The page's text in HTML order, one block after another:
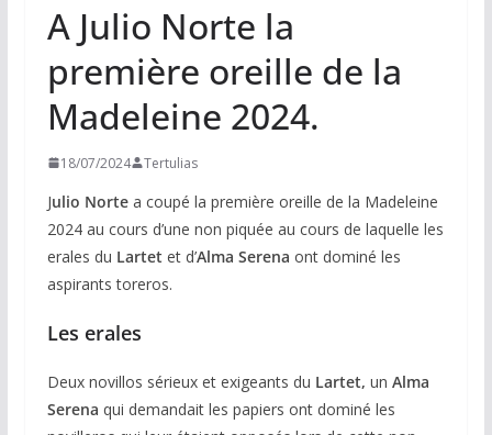
A Julio Norte la
première oreille de la
Madeleine 2024.
18/07/2024 Tertulias
Julio Nortea coupé la première oreille de la Madeleine
2024 au cours d’une non piquée au cours de laquelle les
erales du Lartet et d’Alma Serena ont dominé les
aspirants toreros.
Les erales
Deux novillos sérieux et exigeants du Lartet, un Alma
Serena qui demandait les papiers ont dominé les